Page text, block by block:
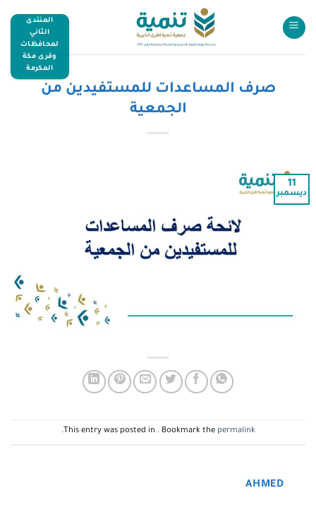
المنتدى
الثاني
لمحافظات
وقرى مكة
المكرمة
صرف المساعدات للمستفيدين من
الجمعية
11
ديسمبر
This entry was posted in . Bookmark the permalink
.
AHMED